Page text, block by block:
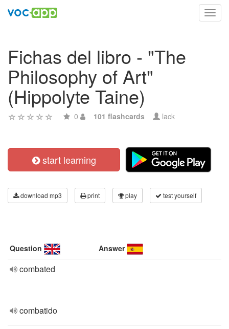
Fichas del libro - "The
Philosophy of Art"
(Hippolyte Taine)
0 101 flashcards lack
start learning
download mp3 print play test yourself
Question Answer
combated
combatido